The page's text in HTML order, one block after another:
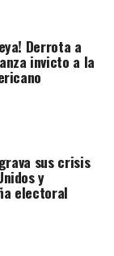
Derrota a
invicto a la
sus crisis
y
electoral